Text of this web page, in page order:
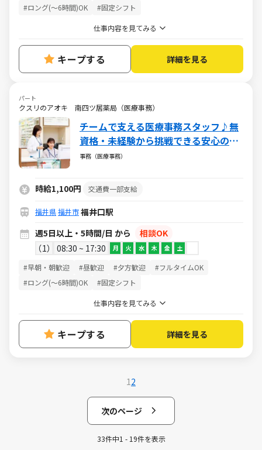
#ロング(～6時間)OK #固定シフト
仕事内容を見てみる
キープする 詳細を見る
パート
クスリのアオキ 南四ツ居薬局（医療事務）
チームで支える医療事務スタッフ♪無
資格・未経験から挑戦できる安心の環
境／週5日・1日5h～・日祝休み
事務（医療事務）
時給1,100円 交通費一部支給
福井県福井市福井口駅
週5日以上・5時間/日 から
相談OK
1
08:30 ~ 17:30 月 火 水 木 金 土
#早朝・朝歓迎 #昼歓迎 #夕方歓迎
#フルタイムOK
#ロング(～6時間)OK
#固定シフト
仕事内容を見てみる
キープする 詳細を見る
12
次のページ
33件中1 - 19件を表示